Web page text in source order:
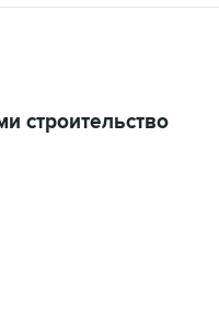
строительство